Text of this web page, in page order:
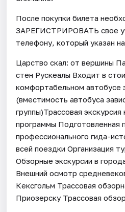
После покупки билета
ЗАРЕГИСТРИРОВАТЬ свое
телефону, который указан
Царство скал: от вершины
стен Рускеалы Входит в
комфортабельном автобусе
(вместимость автобуса
группы)Трассовая
программы Подготовленная
профессионального гида-
всей поездки Организация
Обзорные экскурсии в
Внешний осмотр
Кексгольм Трассовая
Приозерску Трассовая